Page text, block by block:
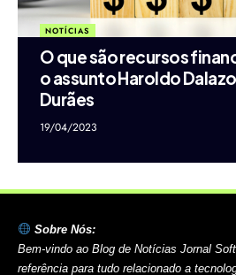
NOTÍCIAS
O que são recursos
o assunto Haroldo
Durães
19/04/2023
Sobre Nós:
Bem-vindo ao Blog de Notícias Jornal
referência para tudo relacionado a